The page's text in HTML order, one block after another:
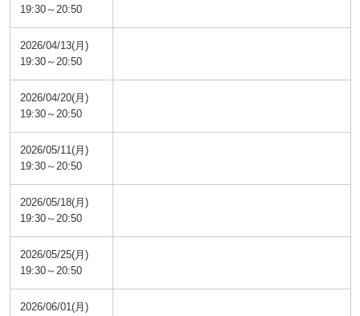
19:30～20:50
2026/04/13(月)
19:30～20:50
2026/04/20(月)
19:30～20:50
2026/05/11(月)
19:30～20:50
2026/05/18(月)
19:30～20:50
2026/05/25(月)
19:30～20:50
2026/06/01(月)